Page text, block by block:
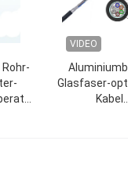
Rohr-
VIDEO
Glasfaser-
Kabel